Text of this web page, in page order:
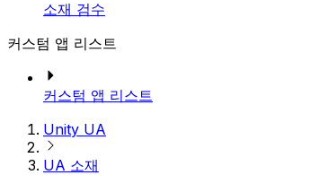
소재 검수
커스텀 앱 리스트
커스텀 앱 리스트
Unity UA
UA 소재